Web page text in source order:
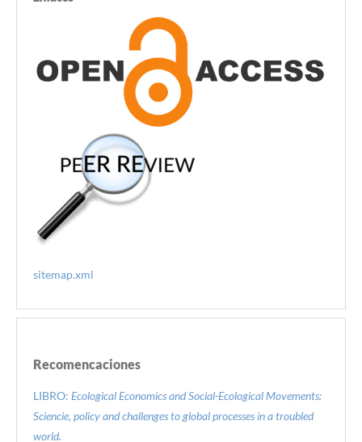
sitemap.xml
Recomencaciones
LIBRO: Ecological Economics and Social-Ecological Movements:
Sciencie, policy and challenges to global processes in a troubled
world.